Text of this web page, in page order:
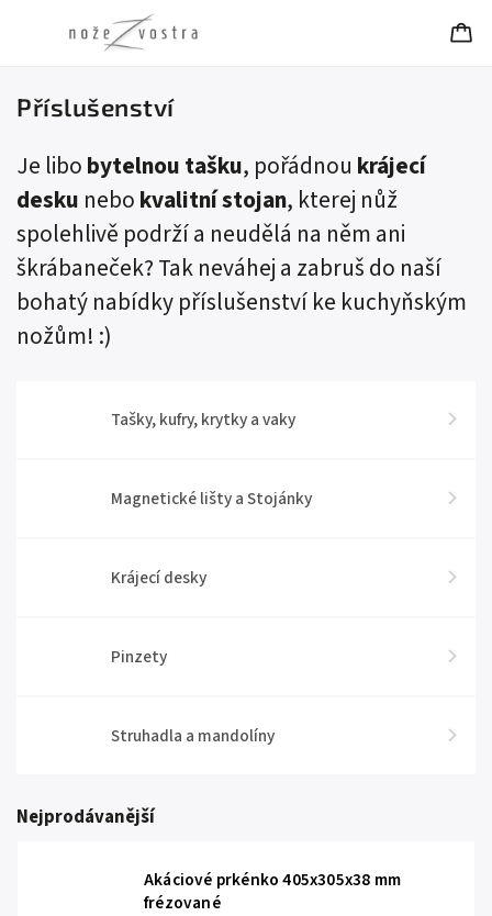
Příslušenství
Je libobytelnou tašku, pořádnou krájecí
desku nebokvalitní stojan, kterej nůž
spolehlivě podrží a neudělá na něm ani
škrábaneček? Tak neváhej a zabruš do naší
bohatý nabídky příslušenství ke kuchyňským
nožům! :)
Tašky, kufry, krytky a vaky
Magnetické lišty a Stojánky
Krájecí desky
Pinzety
Struhadla a mandolíny
Nejprodávanější
Akáciové prkénko 405x305x38 mm
frézované